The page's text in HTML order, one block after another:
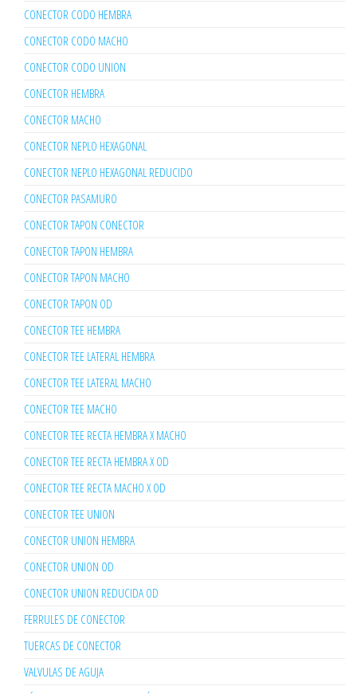
CONECTOR CODO HEMBRA
CONECTOR CODO MACHO
CONECTOR CODO UNION
CONECTOR HEMBRA
CONECTOR MACHO
CONECTOR NEPLO HEXAGONAL
CONECTOR NEPLO HEXAGONAL REDUCIDO
CONECTOR PASAMURO
CONECTOR TAPON CONECTOR
CONECTOR TAPON HEMBRA
CONECTOR TAPON MACHO
CONECTOR TAPON OD
CONECTOR TEE HEMBRA
CONECTOR TEE LATERAL HEMBRA
CONECTOR TEE LATERAL MACHO
CONECTOR TEE MACHO
CONECTOR TEE RECTA HEMBRA X MACHO
CONECTOR TEE RECTA HEMBRA X OD
CONECTOR TEE RECTA MACHO X OD
CONECTOR TEE UNION
CONECTOR UNION HEMBRA
CONECTOR UNION OD
CONECTOR UNION REDUCIDA OD
FERRULES DE CONECTOR
TUERCAS DE CONECTOR
VALVULAS DE AGUJA